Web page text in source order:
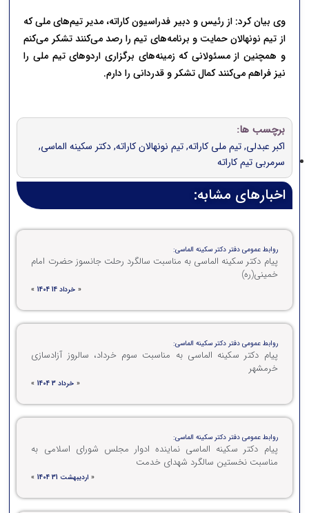
وی بیان کرد: از رئیس و دبیر فدراسیون کاراته، مدیر تیم‌های ملی که
از تیم نونهالان حمایت و برنامه‌های تیم را رصد می‌کنند تشکر می‌کنم
و همچنین از مسئولانی که زمینه‌های برگزاری اردوهای تیم ملی را
نیز فراهم می‌کنند کمال تشکر و قدردانی را دارم.
برچسب ها:
اکبر عبدلی,تیم ملی کاراته,تیم نونهالان کاراته,دکتر سکینه الماسی,
سرمربی تیم کاراته
اخبارهای مشابه:
روابط عمومی دفتر دکتر سکینه الماسی:
پیام دکتر سکینه الماسی به مناسبت سالگرد رحلت جانسوز حضرت امام
خمینی(ره)
« خرداد 14 1404 »
روابط عمومی دفتر دکتر سکینه الماسی:
پیام دکتر سکینه الماسی به مناسبت سوم خرداد، سالروز آزادسازی
خرمشهر
« خرداد 3 1404 »
روابط عمومی دفتر دکتر سکینه الماسی:
پیام دکتر سکینه الماسی نماینده ادوار مجلس شورای اسلامی به
مناسبت نخستین سالگرد شهدای خدمت
« اردیبهشت 31 1404 »